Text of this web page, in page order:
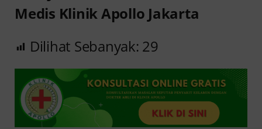
Medis Klinik Apollo Jakarta
Dilihat Sebanyak: 29